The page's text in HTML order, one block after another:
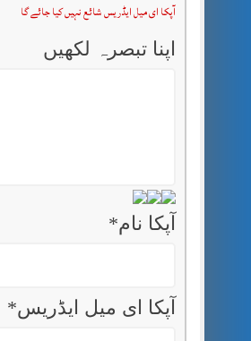
آپکا ای میل ایڈریس شائع نہیں کیا جائے گا
اپنا تبصرہ لکھیں
آپکا نام*
آپکا ای میل ایڈریس*